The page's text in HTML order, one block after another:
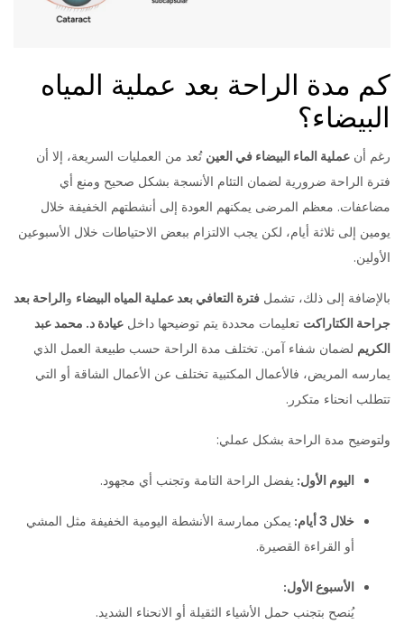
كم مدة الراحة بعد عملية المياه
البيضاء؟
رغم أن عملية الماء البيضاء في العينتُعد من العمليات السريعة، إلا أن
فترة الراحة ضرورية لضمان التئام الأنسجة بشكل صحيح ومنع أي
مضاعفات. معظم المرضى يمكنهم العودة إلى أنشطتهم الخفيفة خلال
يومين إلى ثلاثة أيام، لكن يجب الالتزام ببعض الاحتياطات خلال الأسبوعين
الأولين.
بالإضافة إلى ذلك، تشمل فترة التعافي بعد عملية المياه البيضاءوالراحة بعد
جراحة الكتاراكتتعليمات محددة يتم توضيحها داخل عيادة د. محمد عبد
الكريملضمان شفاء آمن. تختلف مدة الراحة حسب طبيعة العمل الذي
يمارسه المريض، فالأعمال المكتبية تختلف عن الأعمال الشاقة أو التي
تتطلب انحناء متكرر.
ولتوضيح مدة الراحة بشكل عملي:
اليوم الأول: يفضل الراحة التامة وتجنب أي مجهود.
خلال 3 أيام:
يمكن ممارسة الأنشطة اليومية الخفيفة مثل المشي
أو القراءة القصيرة.
الأسبوع الأول:
يُنصح بتجنب حمل الأشياء الثقيلة أو الانحناء الشديد.